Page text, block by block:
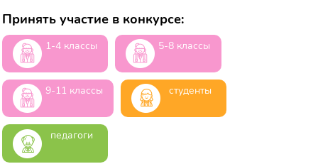
Принять участие в конкурсе:
1-4 классы 5-8 классы
9-11 классы студенты
педагоги